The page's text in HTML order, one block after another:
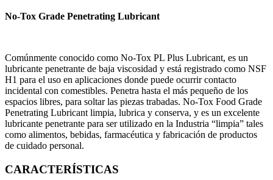
No-Tox Grade Penetrating Lubricant
Comúnmente conocido como No-Tox PL Plus Lubricant, es un
lubricante penetrante de baja viscosidad y está registrado como NSF
H1 para el uso en aplicaciones donde puede ocurrir contacto
incidental con comestibles. Penetra hasta el más pequeño de los
espacios libres, para soltar las piezas trabadas. No-Tox Food Grade
Penetrating Lubricant limpia, lubrica y conserva, y es un excelente
lubricante penetrante para ser utilizado en la Industria “limpia” tales
como alimentos, bebidas, farmacéutica y fabricación de productos
de cuidado personal.
CARACTERÍSTICAS